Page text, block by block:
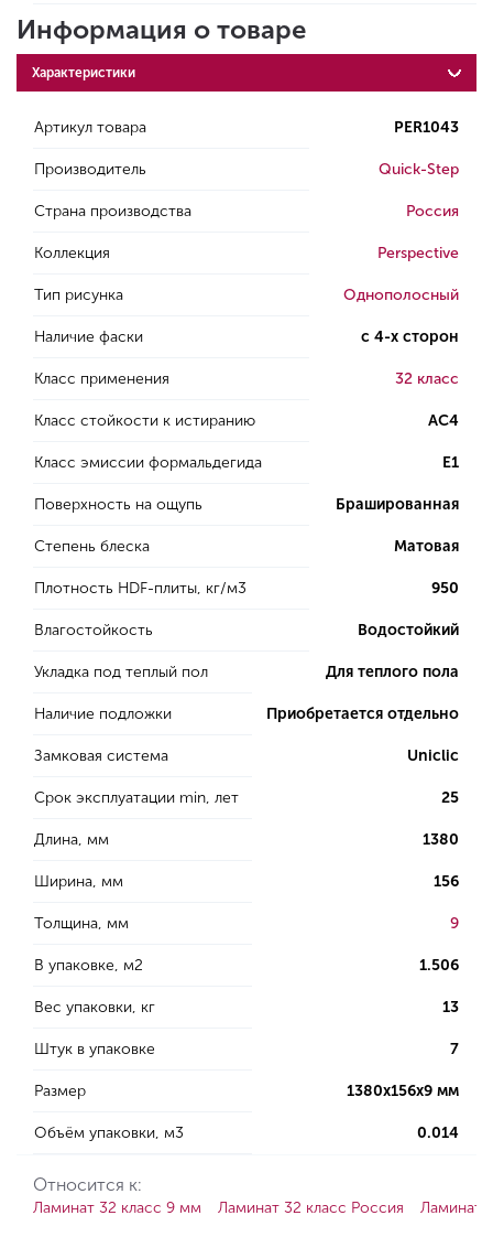
Информация о товаре
Характеристики
Артикул товара PER1043
Производитель Quick-Step
Страна производства Россия
Коллекция Perspective
Тип рисунка Однополосный
Наличие фаски с 4-х сторон
Класс применения 32 класс
Класс стойкости к истиранию AC4
Класс эмиссии формальдегида E1
Поверхность на ощупь Брашированная
Степень блеска Матовая
Плотность HDF-плиты, кг/м3 950
Влагостойкость Водостойкий
Укладка под теплый пол Для теплого пола
Наличие подложки Приобретается отдельно
Замковая система Uniclic
Срок эксплуатации min, лет 25
Длина, мм 1380
Ширина, мм 156
Толщина, мм 9
В упаковке, м2 1.506
Вес упаковки, кг 13
Штук в упаковке 7
Размер 1380х156х9 мм
Объём упаковки, м3 0.014
Относится к:
Ламинат 32 класс 9 мм Ламинат 32 класс Россия Ламинат